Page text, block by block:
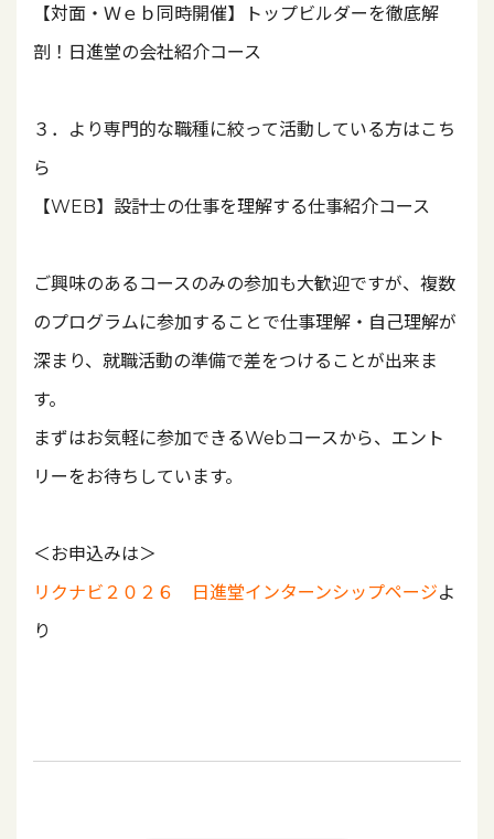
【対面・Ｗｅｂ同時開催】トップビルダーを徹底解
剖！日進堂の会社紹介コース
３．より専門的な職種に絞って活動している方はこち
ら
【WEB】設計士の仕事を理解する仕事紹介コース
ご興味のあるコースのみの参加も大歓迎ですが、複数
のプログラムに参加することで仕事理解・自己理解が
深まり、就職活動の準備で差をつけることが出来ま
す。
まずはお気軽に参加できるWebコースから、エント
リーをお待ちしています。
＜お申込みは＞
リクナビ２０２６ 日進堂インターンシップページよ
り